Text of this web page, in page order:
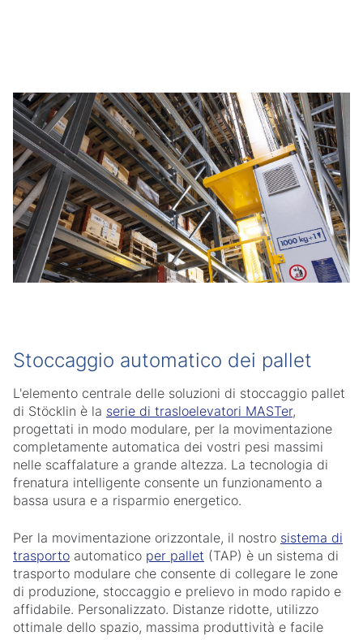
Stoccaggio automatico dei pallet
L'elemento centrale delle soluzioni di stoccaggio pallet
di Stöcklin è la serie di trasloelevatori MASTer,
progettati in modo modulare, per la movimentazione
completamente automatica dei vostri pesi massimi
nelle scaffalature a grande altezza. La tecnologia di
frenatura intelligente consente un funzionamento a
bassa usura e a risparmio energetico.
Per la movimentazione orizzontale, il nostro sistema di
trasporto automatico per pallet (TAP) è un sistema di
trasporto modulare che consente di collegare le zone
di produzione, stoccaggio e prelievo in modo rapido e
affidabile. Personalizzato. Distanze ridotte, utilizzo
ottimale dello spazio, massima produttività e facile